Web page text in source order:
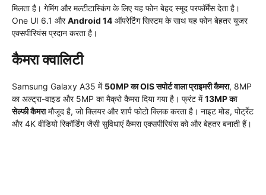
मिलता है। गेमिंग और मल्टीटास्किंग के लिए यह फोन बेहद स्मूद परफॉर्मेंस देता है।
One UI 6.1 औरAndroid 14 ऑपरेटिंग सिस्टम के साथ यह फोन बेहतर यूजर
एक्सपीरियंस प्रदान करता है।
कैमरा क्वालिटी
Samsung Galaxy A35 में 50MP का OIS सपोर्ट वाला प्राइमरी कैमरा, 8MP
का अल्ट्रा-वाइड और 5MP का मैक्रो कैमरा दिया गया है। फ्रंट में13MP का
सेल्फी कैमरामौजूद है, जो क्लियर और शार्प फोटो क्लिक करता है। नाइट मोड, पोर्ट्रेट
और 4K वीडियो रिकॉर्डिंग जैसी सुविधाएं कैमरा एक्सपीरियंस को और बेहतर बनाती हैं।